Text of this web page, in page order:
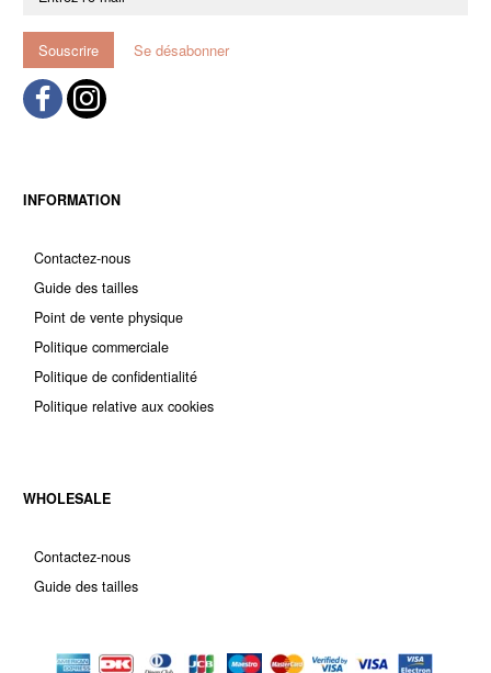
Souscrire Se désabonner
INFORMATION
Contactez-nous
Guide des tailles
Point de vente physique
Politique commerciale
Politique de confidentialité
Politique relative aux cookies
WHOLESALE
Contactez-nous
Guide des tailles